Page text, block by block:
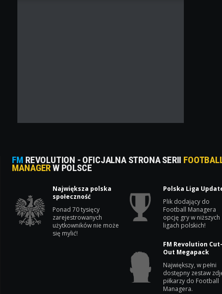
FM REVOLUTION - OFICJALNA STRONA SERII
MANAGERW POLSCE
Największa polska
społeczność
Ponad 70 tysięcy
zarejestrowanych
użytkowników nie może
się mylić!
Polska Liga
Plik dodający do
Football Managera
opcję gry w niższych
ligach polskich!
FM Revolution
Out Megapack
Największy, w pełni
dostępny zestaw
piłkarzy do Football
Managera.